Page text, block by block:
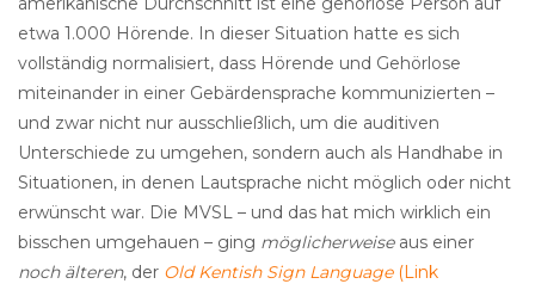
etwa 1.000 Hörende. In dieser Situation hatte es sich
vollständig normalisiert, dass Hörende und Gehörlose
miteinander in einer Gebärdensprache kommunizierten –
und zwar nicht nur ausschließlich, um die auditiven
Unterschiede zu umgehen, sondern auch als Handhabe in
Situationen, in denen Lautsprache nicht möglich oder nicht
erwünscht war. Die MVSL – und das hat mich wirklich ein
bisschen umgehauen – ging möglicherweiseaus einer
noch älteren, der Old Kentish Sign Language(Link